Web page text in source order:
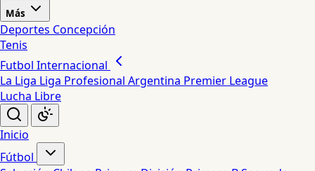
Más
Deportes Concepción
Tenis
Futbol Internacional
La Liga Liga Profesional Argentina Premier League
Lucha Libre
Inicio
Fútbol